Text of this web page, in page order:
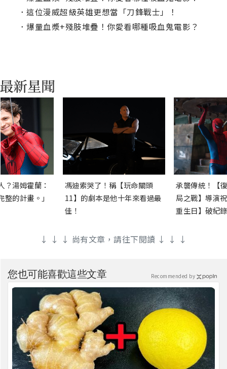
． 這位漫威超級英雄更想當「刀鋒戰士」！
． 爆量血漿+殘肢堆疊！你愛看哪種吸血鬼電影？
？湯姆霍蘭：
的計畫。」
馮迪索哭了！稱【玩命關頭
11】的劇本是他十年來看過最
佳！
承襲傳統！【
局之戰】導演
重生日】破紀
↓ ↓ ↓ 尚有文章，請往下閱讀 ↓ ↓ ↓
您也可能喜歡這些文章 Recommended by